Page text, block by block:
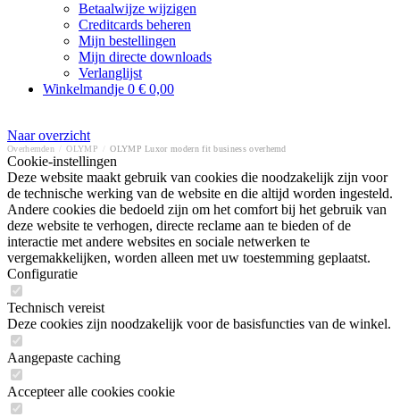
Betaalwijze wijzigen
Creditcards beheren
Mijn bestellingen
Mijn directe downloads
Verlanglijst
Winkelmandje 0 € 0,00
Naar overzicht
Overhemden OLYMP OLYMP Luxor modern fit business overhemd
Cookie-instellingen
Deze website maakt gebruik van cookies die noodzakelijk zijn voor
de technische werking van de website en die altijd worden ingesteld.
Andere cookies die bedoeld zijn om het comfort bij het gebruik van
deze website te verhogen, directe reclame aan te bieden of de
interactie met andere websites en sociale netwerken te
vergemakkelijken, worden alleen met uw toestemming geplaatst.
Configuratie
Technisch vereist
Deze cookies zijn noodzakelijk voor de basisfuncties van de winkel.
Aangepaste caching
Accepteer alle cookies cookie